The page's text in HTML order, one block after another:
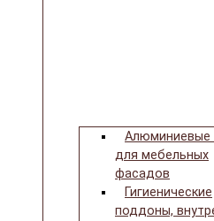
Алюминиевые
для мебельных
фасадов
Гигиенические
поддоны,